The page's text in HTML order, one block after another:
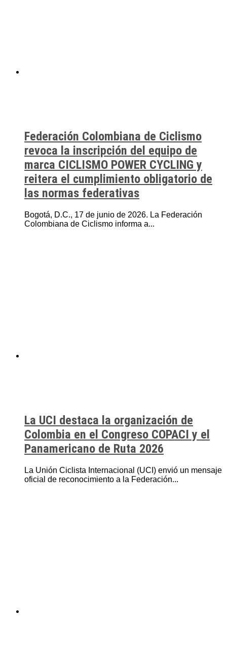
Federación Colombiana de Ciclismo
revoca la inscripción del equipo de
marca CICLISMO POWER CYCLING y
reitera el cumplimiento obligatorio de
las normas federativas
Bogotá, D.C., 17 de junio de 2026. La Federación
Colombiana de Ciclismo informa a...
La UCI destaca la organización de
Colombia en el Congreso COPACI y el
Panamericano de Ruta 2026
La Unión Ciclista Internacional (UCI) envió un mensaje
oficial de reconocimiento a la Federación...